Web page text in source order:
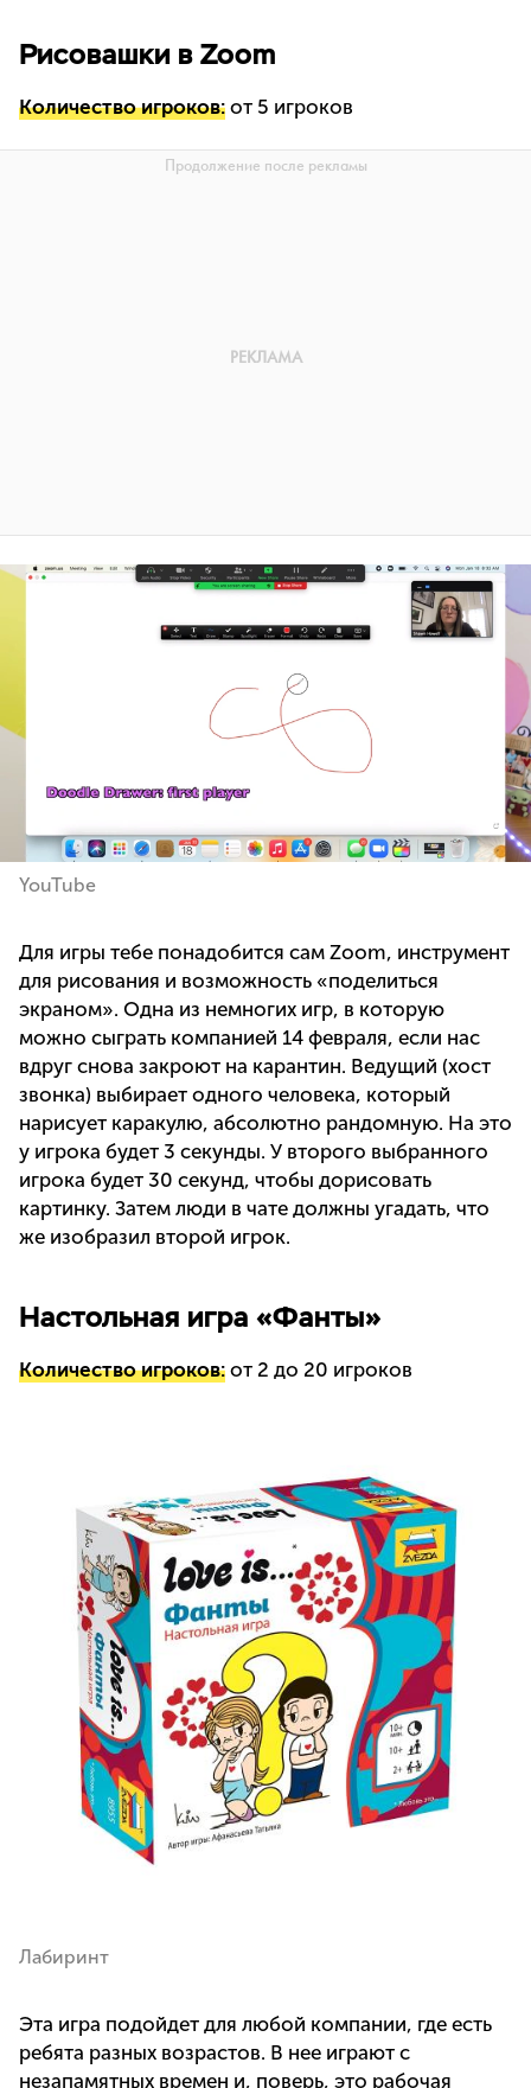
Рисовашки в Zoom
Количество игроков: от 5 игроков
YouTube
Для игры тебе понадобится сам Zoom, инструмент
для рисования и возможность «поделиться
экраном». Одна из немногих игр, в которую
можно сыграть компанией 14 февраля, если нас
вдруг снова закроют на карантин. Ведущий (хост
звонка) выбирает одного человека, который
нарисует каракулю, абсолютно рандомную. На это
у игрока будет 3 секунды. У второго выбранного
игрока будет 30 секунд, чтобы дорисовать
картинку. Затем люди в чате должны угадать, что
же изобразил второй игрок.
Настольная игра «Фанты»
Количество игроков: от 2 до 20 игроков
Лабиринт
Эта игра подойдет для любой компании, где есть
ребята разных возрастов. В нее играют с
незапамятных времен и, поверь, это рабочая